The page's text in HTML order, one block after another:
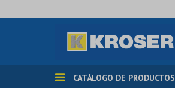
CATÁLOGO DE PRODUCTOS